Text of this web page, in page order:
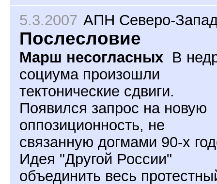
5.3.2007 АПН Северо-
Послесловие
Марш несогласных В
социума произошли
тектонические сдвиги.
Появился запрос на новую
оппозиционность, не
связанную догмами 90-х
Идея "Другой России"
объединить весь